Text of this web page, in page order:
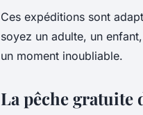
Ces expéditions sont
soyez un adulte, un
un moment inoubliable.
La pêche gratuite